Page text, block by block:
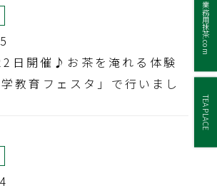
業務用抹茶.com
TEA PLACE
日開催♪お茶を淹れる体験
教育フェスタ」で行いまし